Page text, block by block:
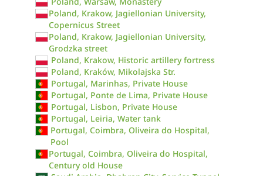
Poland, Krakow, Jagiellonian University,
Copernicus Street
Poland, Krakow, Jagiellonian University,
Grodzka street
Poland, Krakow, Historic artillery fortress
Poland, Kraków, Mikolajska Str.
Portugal, Marinhas, Private House
Portugal, Ponte de Lima, Private House
Portugal, Lisbon, Private House
Portugal, Leiria, Water tank
Portugal, Coimbra, Oliveira do Hospital,
Pool
Portugal, Coimbra, Oliveira do Hospital,
Century old House